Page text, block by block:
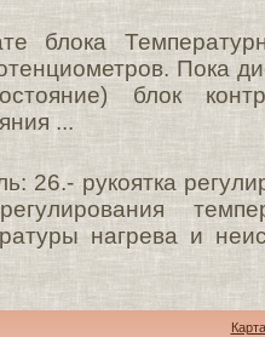
блока
Пока
блок
...
26.- рукоятка
нагрева и